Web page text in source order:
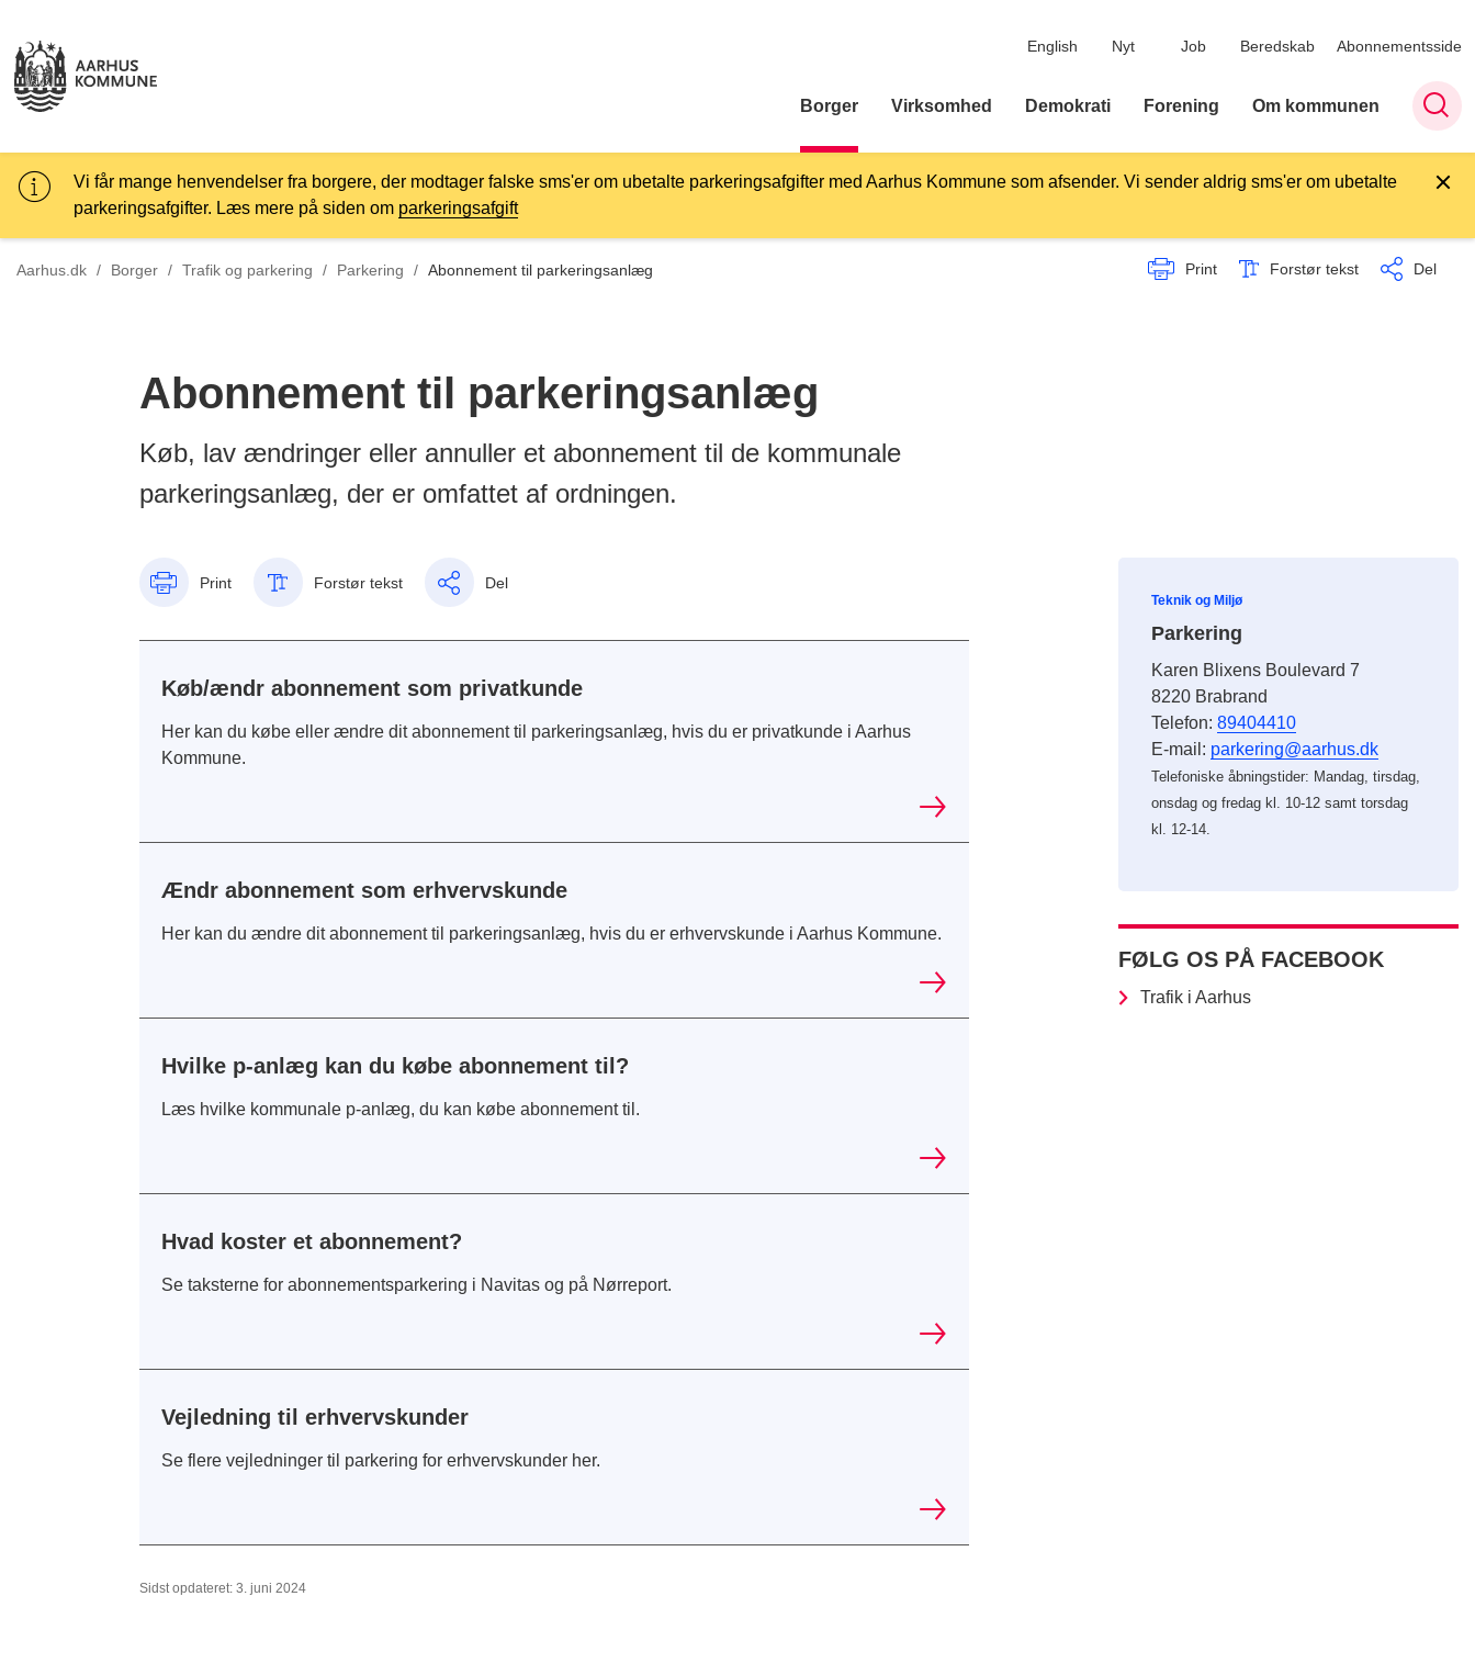
English Nyt Job Beredskab Abonnementsside
Borger Virksomhed Demokrati Forening Om kommunen
Vi får mange henvendelser fra borgere, der modtager falske sms'er om ubetalte parkeringsafgifter med Aarhus Kommune som afsender. Vi sender aldrig sms'er om ubetalte
parkeringsafgifter. Læs mere på siden om parkeringsafgift
Aarhus.dk / Borger / Trafik og parkering / Tilbage til
Parkering / Abonnement til parkeringsanlæg Print Forstør tekst Del
Abonnement til parkeringsanlæg
Køb, lav ændringer eller annuller et abonnement til de kommunale
parkeringsanlæg, der er omfattet af ordningen.
Print Forstør tekst Del
Køb/ændr abonnement som privatkunde
Her kan du købe eller ændre dit abonnement til parkeringsanlæg, hvis du er privatkunde i Aarhus
Kommune.
Ændr abonnement som erhvervskunde
Her kan du ændre dit abonnement til parkeringsanlæg, hvis du er erhvervskunde i Aarhus Kommune.
Hvilke p-anlæg kan du købe abonnement til?
Læs hvilke kommunale p-anlæg, du kan købe abonnement til.
Hvad koster et abonnement?
Se taksterne for abonnementsparkering i Navitas og på Nørreport.
Vejledning til erhvervskunder
Se flere vejledninger til parkering for erhvervskunder her.
Teknik og Miljø
Parkering
Karen Blixens Boulevard 7
8220 Brabrand
Telefon:89404410
E-mail: parkering@aarhus.dk
Telefoniske åbningstider: Mandag, tirsdag,
onsdag og fredag kl. 10-12 samt torsdag
kl. 12-14.
FØLG OS PÅ FACEBOOK
Trafik i Aarhus
Sidst opdateret: 3. juni 2024